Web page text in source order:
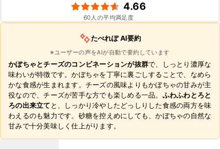
4.66
60 人の平均満足度
たべれぽ AI要約
※ユーザーの声をAIが自動で要約しています
かぼちゃとチーズのコンビネーションが抜群で、しっとり濃厚な
味わいが特徴です。かぼちゃを丁寧に裏ごしすることで、なめら
かな食感が生まれます。チーズの風味よりもかぼちゃの甘みが主
役なので、チーズが苦手な方でも楽しめる一品。 ふわふわとろと
ろの出来立て と、しっかり冷やしたどっしりした食感の両方を味
わえるのも魅力です。砂糖を控えめにしても、かぼちゃの自然な
甘みで十分美味しく仕上がります。